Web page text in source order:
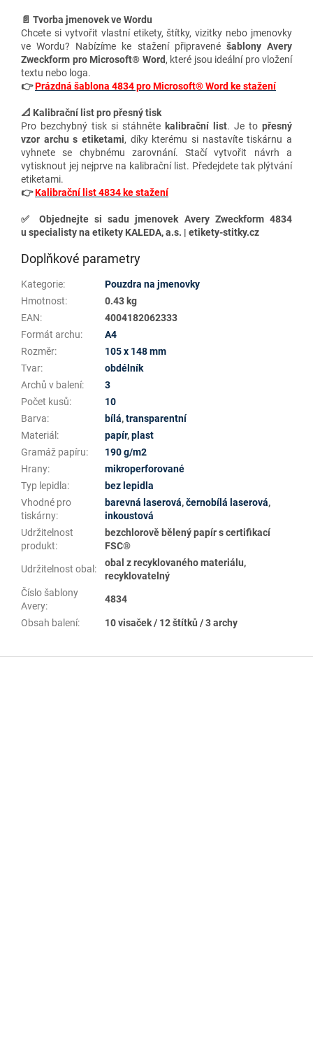
📄 Tvorba jmenovek ve Wordu
Chcete si vytvořit vlastní etikety, štítky, vizitky nebo jmenovky
ve Wordu? Nabízíme ke stažení připravené šablony Avery
Zweckform pro Microsoft® Word, které jsou ideální pro vložení
textu nebo loga.
👉Prázdná šablona 4834 pro Microsoft® Word ke stažení
📐 Kalibrační list pro přesný tisk
Pro bezchybný tisk si stáhněte kalibrační list. Je to přesný
vzor archu s etiketami, díky kterému si nastavíte tiskárnu a
vyhnete se chybnému zarovnání. Stačí vytvořit návrh a
vytisknout jej nejprve na kalibrační list. Předejdete tak plýtvání
etiketami.
👉Kalibrační list 4834 ke stažení
✅ Objednejte si sadu jmenovek Avery Zweckform 4834
u specialisty na etikety KALEDA, a.s. | etikety-stitky.cz
Doplňkové parametry
Kategorie:
Pouzdra na jmenovky
Hmotnost:
0.43 kg
EAN:
4004182062333
Formát archu:
A4
Rozměr:
105 x 148 mm
Tvar:
obdélník
Archů v balení:
3
Počet kusů:
10
Barva: bílá,transparentní
Materiál : papír,plast
Gramáž papíru:
190 g/m2
Hrany:
mikroperforované
Typ lepidla:
bez lepidla
Vhodné pro
tiskárny:
barevná laserová,černobílá laserová,
inkoustová
Udržitelnost
produkt:
bezchlorově bělený papír s certifikací
FSC®
Udržitelnost obal :
obal z recyklovaného materiálu,
recyklovatelný
Číslo šablony
Avery:
4834
Obsah balení: 10 visaček / 12 štítků / 3 archy